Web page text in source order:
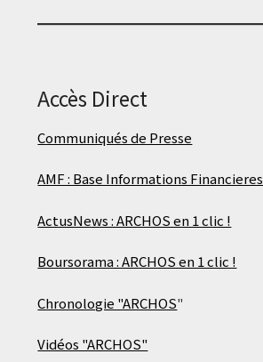
Accès Direct
Communiqués de Presse
AMF : Base Informations Financieres
ActusNews : ARCHOS en 1 clic !
Boursorama : ARCHOS en 1 clic !
Chronologie "ARCHOS"
Vidéos "ARCHOS"